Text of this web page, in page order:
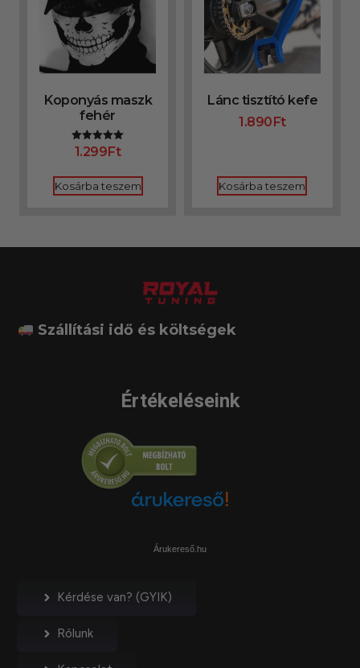
Koponyás maszk
fehér
Értékelés:
5.00
1.299Ft
Kosárba teszem
Lánc tisztító kefe
1.890Ft
Kosárba teszem
Szállítási idő és költségek
Értékeléseink
Árukereső.hu
Kérdése van? (GYIK)
Rólunk